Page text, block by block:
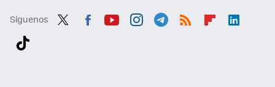
Síguenos